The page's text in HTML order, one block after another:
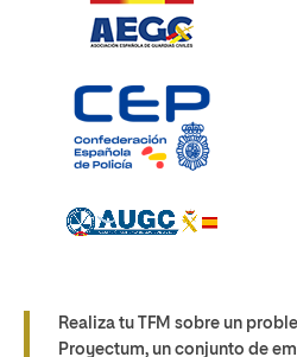
Realiza tu TFM sobre un
Proyectum, un conjunto de